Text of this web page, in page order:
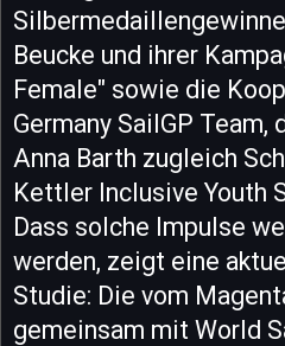
Beucke und ihrer
Female" sowie die
Germany SailGP Team,
Anna Barth zugleich
Kettler Inclusive Youth
Dass solche Impulse
werden, zeigt eine
Studie: Die vom
gemeinsam mit World